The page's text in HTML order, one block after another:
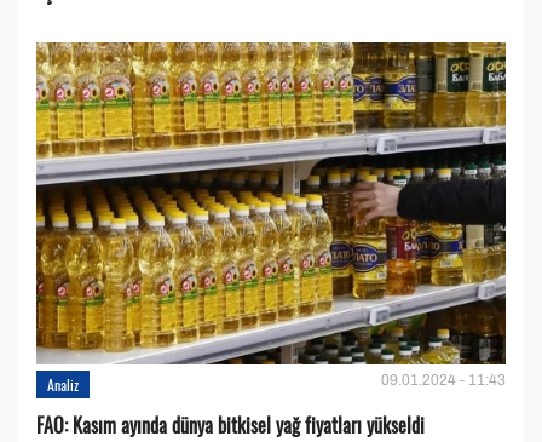
Analiz 09.01.2024 - 11:43
FAO: Kasım ayında dünya bitkisel yağ fiyatları yükseldi